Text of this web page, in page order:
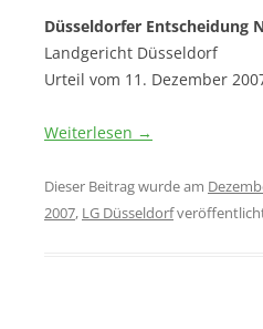
Düsseldorfer Entscheidung
Landgericht Düsseldorf
Urteil vom 11. Dezember
Weiterlesen →
Dieser Beitrag wurde am
2007, LG Düsseldorf